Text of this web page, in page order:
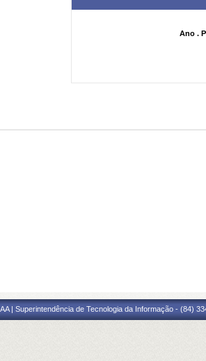
Ano .
| Superintendência de Tecnologia da Informação - (84)